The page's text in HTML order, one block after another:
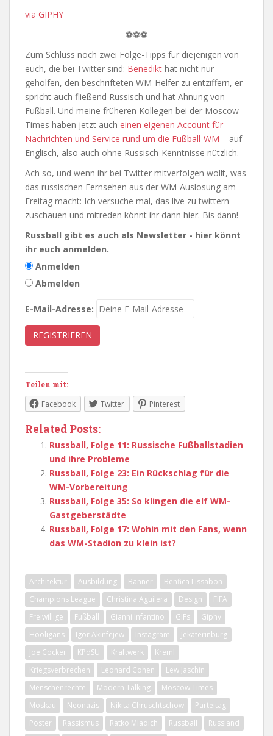
via GIPHY
⚽⚽⚽
Zum Schluss noch zwei Folge-Tipps für diejenigen von
euch, die bei Twitter sind: Benedikt hat nicht nur
geholfen, den beschrifteten WM-Helfer zu entziffern, er
spricht auch fließend Russisch und hat Ahnung von
Fußball. Und meine früheren Kollegen bei der Moscow
Times haben jetzt auch einen eigenen Account für
Nachrichten und Service rund um die Fußball-WM – auf
Englisch, also auch ohne Russisch-Kenntnisse nützlich.
Ach so, und wenn ihr bei Twitter mitverfolgen wollt, was
das russischen Fernsehen aus der WM-Auslosung am
Freitag macht: Ich versuche mal, das live zu twittern –
zuschauen und mitreden könnt ihr dann hier. Bis dann!
Russball gibt es auch als Newsletter - hier könnt
ihr euch anmelden.
Anmelden
Abmelden
E-Mail-Adresse:
Teilen mit:
Facebook Twitter Pinterest
Related Posts:
Russball, Folge 11: Russische Fußballstadien
und ihre Probleme
Russball, Folge 23: Ein Rückschlag für die
WM-Vorbereitung
Russball, Folge 35: So klingen die elf WM-
Gastgeberstädte
Russball, Folge 17: Wohin mit den Fans, wenn
das WM-Stadion zu klein ist?
Architektur Ausbildung Banner
Benfica Lissabon
Champions League
Christina Aguilera Design
FIFA
Freiwillige
Fußball Gianni Infantino GIFs
Giphy
Hooligans
Igor Akinfejew Instagram
Jekaterinburg
Joe Cocker
KPdSU Kraftwerk
Kreml
Kriegsverbrechen
Leonard Cohen
Lew Jaschin
Menschenrechte
Modern Talking
Moscow Times
Moskau
Neonazis Nikita Chruschtschow
Parteitag
Poster
Rassismus Ratko Mladich Russball
Russland